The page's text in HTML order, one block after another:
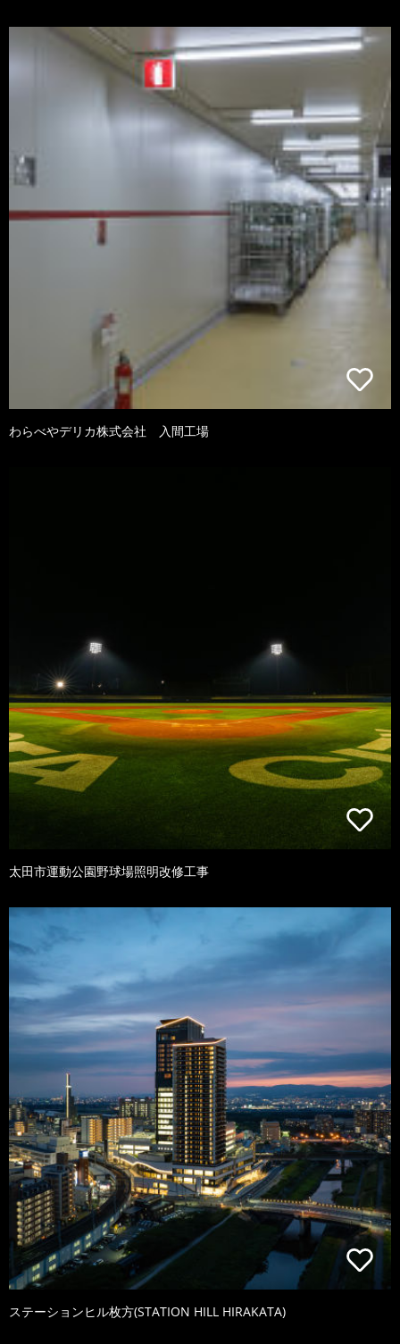
わらべやデリカ株式会社 入間工場
太田市運動公園野球場照明改修工事
ステーションヒル枚方(STATION HILL HIRAKATA)